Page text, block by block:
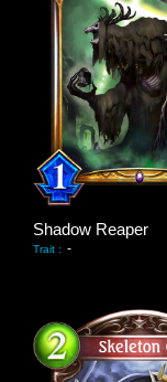
Shadow Reaper
Trait : -